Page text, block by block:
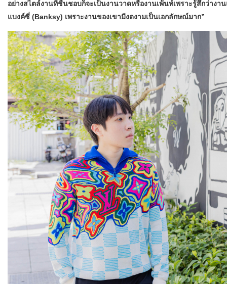
อย่างสไตล์งานที่ชื่นชอบก็จะเป็นงานวาดหรืองานเพ้นท์เพราะรู้สึกว่าง
แบงค์ซี่ (Banksy) เพราะงานของเขามีงดงามเป็นเอกลักษณ์มาก”